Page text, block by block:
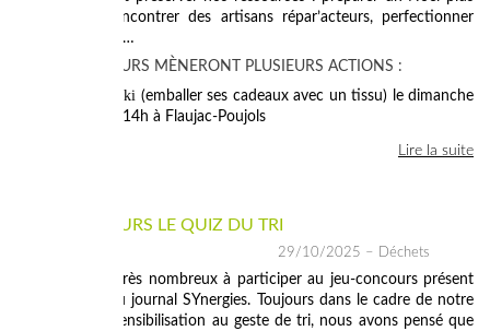
responsable, rencontrer des artisans répar’acteurs, perfectionner
ses gestes de tri…
NOS ANIMATEURS MÈNERONT PLUSIEURS ACTIONS :
> Atelier Furoshiki (emballer ses cadeaux avec un tissu) le dimanche
23 novembre à 14h à Flaujac-Poujols
Lire la suite
JEU-CONCOURS LE QUIZ DU TRI
29/10/2025 – Déchets
Vous avez été très nombreux à participer au jeu-concours présent
dans le n°34 du journal SYnergies. Toujours dans le cadre de notre
campagne de sensibilisation au geste de tri, nous avons pensé que